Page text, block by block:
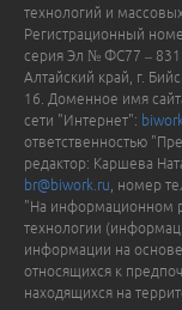
технологий и
Регистрационный
серия Эл № ФС77 –
Алтайский край, г.
16. Доменное имя
сети "Интернет":
ответственностью
редактор: Каршева
br@biwork.ru , номер
"На информационном
технологии
информации на основе
относящихся к
находящихся на